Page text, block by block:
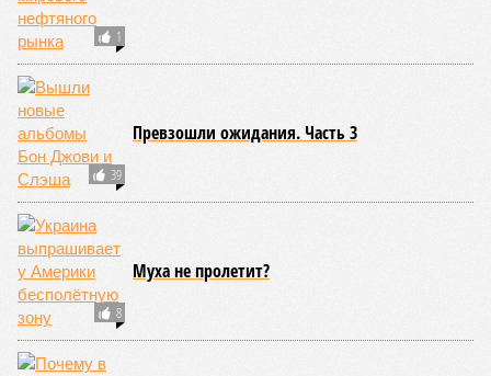
1
39
Превзошли ожидания. Часть 3
8
Муха не пролетит?